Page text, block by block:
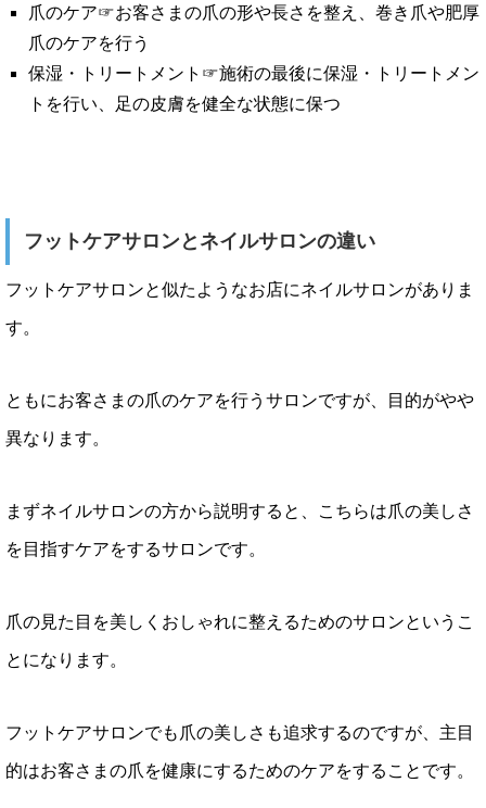
爪のケア☞お客さまの爪の形や長さを整え、巻き爪や肥厚
爪のケアを行う
保湿・トリートメント☞施術の最後に保湿・トリートメン
トを行い、足の皮膚を健全な状態に保つ
フットケアサロンとネイルサロンの違い
フットケアサロンと似たようなお店にネイルサロンがありま
す。
ともにお客さまの爪のケアを行うサロンですが、目的がやや
異なります。
まずネイルサロンの方から説明すると、こちらは爪の美しさ
を目指すケアをするサロンです。
爪の見た目を美しくおしゃれに整えるためのサロンというこ
とになります。
フットケアサロンでも爪の美しさも追求するのですが、主目
的はお客さまの爪を健康にするためのケアをすることです。